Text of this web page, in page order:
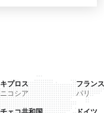
キプロス
ニコシア
フランス
パリ